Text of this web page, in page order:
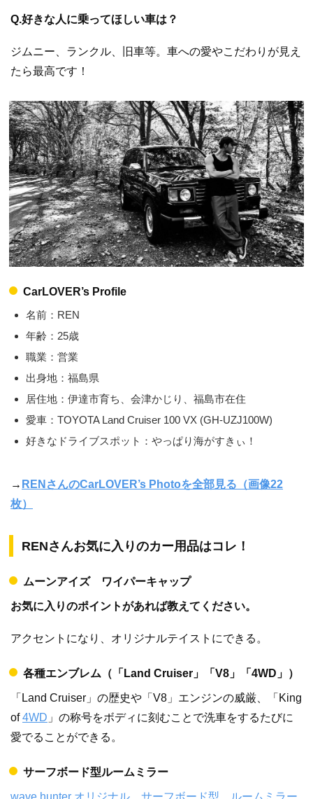
Q.好きな人に乗ってほしい車は？
ジムニー、ランクル、旧車等。車への愛やこだわりが見え
たら最高です！
CarLOVER’s Profile
名前：REN
年齢：25歳
職業：営業
出身地：福島県
居住地：伊達市育ち、会津かじり、福島市在住
愛車：TOYOTA Land Cruiser 100 VX (GH-UZJ100W)
好きなドライブスポット：やっぱり海がすきぃ！
→ RENさんのCarLOVER’s Photoを全部見る（画像22
枚）
RENさんお気に入りのカー用品はコレ！
ムーンアイズ ワイパーキャップ
お気に入りのポイントがあれば教えてください。
アクセントになり、オリジナルテイストにできる。
各種エンブレム（「Land Cruiser」「V8」「4WD」）
「Land Cruiser」の歴史や「V8」エンジンの威厳、「King
of4WD 」の称号をボディに刻むことで洗車をするたびに
愛でることができる。
サーフボード型ルームミラー
wave hunter オリジナル サーフボード型 ルームミラー